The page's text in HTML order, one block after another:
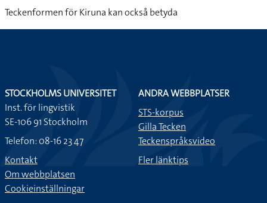
Teckenformen för Kiruna kan också betyda
STOCKHOLMS UNIVERSITET
Inst. för lingvistik
SE-106 91 Stockholm
Telefon: 08-16 23 47
Kontakt
Om webbplatsen
Cookieinställningar
ANDRA WEBBPLATSER
STS-korpus
Gilla Tecken
Teckenspråksvideo
Fler länktips